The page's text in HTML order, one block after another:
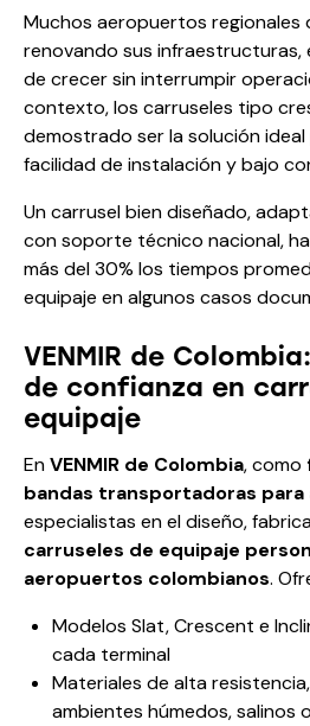
Muchos aeropuertos regionales
renovando sus infraestructuras,
de crecer sin interrumpir
contexto, los carruseles tipo
demostrado ser la solución
facilidad de instalación y bajo
Un carrusel bien diseñado,
con soporte técnico nacional,
más del 30% los tiempos
equipaje en algunos casos
VENMIR de
de confianza en
equipaje
EnVENMIR de Colombia, como
bandas transportadoras
especialistas en el diseño,
carruseles de equipaje
aeropuertos colombianos.
Modelos Slat, Crescent e
cada terminal
Materiales de alta
ambientes húmedos, salinos